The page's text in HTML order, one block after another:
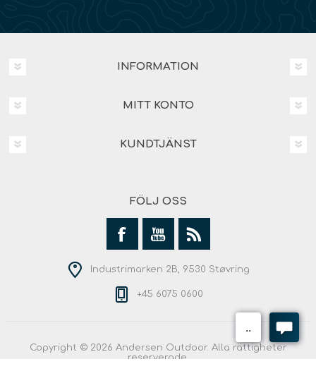
INFORMATION
MITT KONTO
KUNDTJÄNST
FÖLJ OSS
Industrimarken 2B, 9530 Støvring
+45 6075 0600
Copyright © 2026 Andersen Outdoor. Alla rättigheter
reserverade.